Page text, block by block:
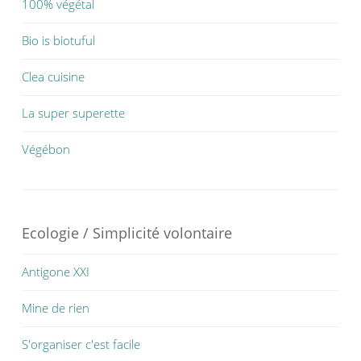
100% végétal
Bio is biotuful
Clea cuisine
La super superette
Végébon
Ecologie / Simplicité volontaire
Antigone XXI
Mine de rien
S'organiser c'est facile